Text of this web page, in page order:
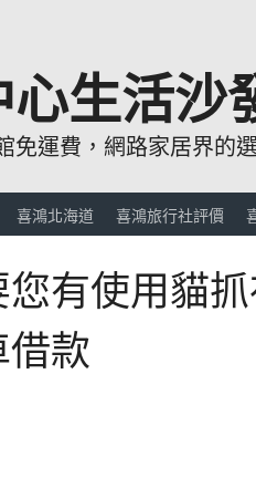
生活沙
運費，網路家居界的
喜鴻北海道 喜鴻旅行社評價
有使用貓
款